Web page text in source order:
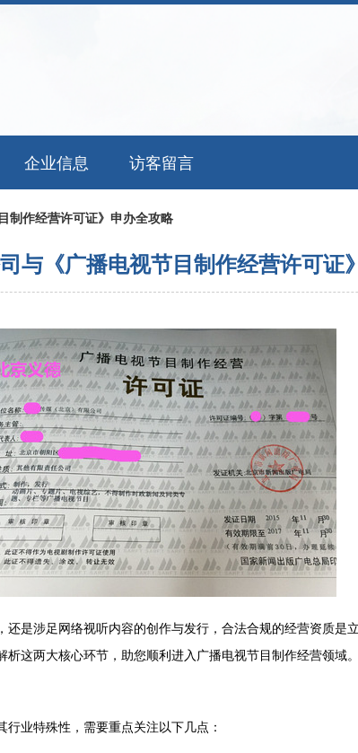
企业信息 访客留言
制作经营许可证》申办全攻略
与《广播电视节目制作经营许可证
是涉足网络视听内容的创作与发行，合法合规的经营资质是
这两大核心环节，助您顺利进入广播电视节目制作经营领域
业特殊性，需要重点关注以下几点：